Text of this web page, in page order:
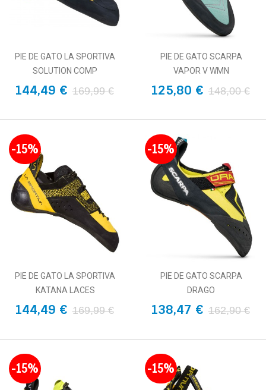
PIE DE GATO LA SPORTIVA
SOLUTION COMP
144,49 € 169,99 €
PIE DE GATO SCARPA
VAPOR V WMN
125,80 € 148,00 €
-15%
PIE DE GATO LA SPORTIVA
KATANA LACES
144,49 € 169,99 €
-15%
PIE DE GATO SCARPA
DRAGO
138,47 € 162,90 €
-15% -15%